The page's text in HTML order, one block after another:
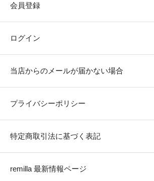
会員登録
ログイン
当店からのメールが届かない場合
プライバシーポリシー
特定商取引法に基づく表記
remilla 最新情報ページ